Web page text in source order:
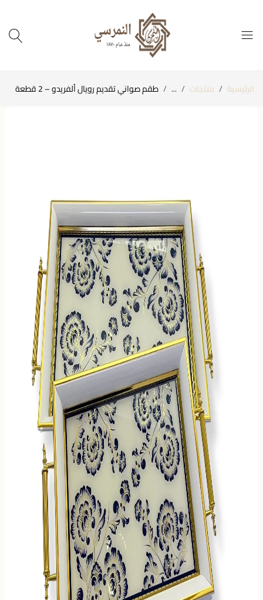
الرئيسية منتجات ... طقم صواني تقديم رويال ألفريدو – 2 قطعة